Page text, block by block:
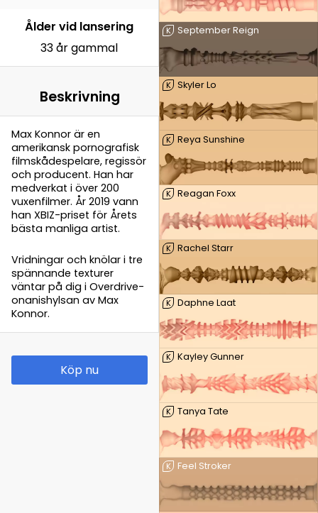
K September Reign
K Skyler Lo
K Reya Sunshine
K Reagan Foxx
K Rachel Starr
K Daphne Laat
K Kayley Gunner
K Tanya Tate
K Feel Stroker
Ålder vid lansering
33 år gammal
Beskrivning
Max Konnor är en
amerikansk pornografisk
filmskådespelare, regissör
och producent. Han har
medverkat i över 200
vuxenfilmer. År 2019 vann
han XBIZ-priset för Årets
bästa manliga artist.
Vridningar och knölar i tre
spännande texturer
väntar på dig i Overdrive-
onanishylsan av Max
Konnor.
Köp nu